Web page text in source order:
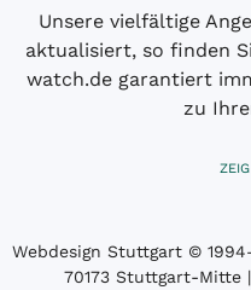
Unsere vielfältige
aktualisiert, so finden
watch.de garantiert
zu
Webdesign Stuttgart ©
70173 Stuttgart-Mitte